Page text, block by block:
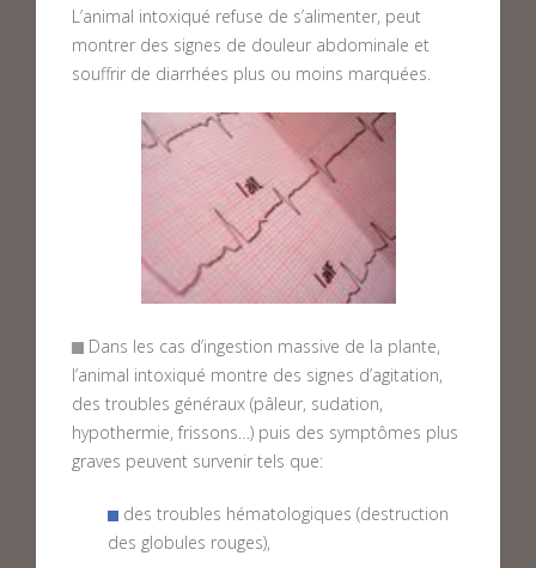
L’animal intoxiqué refuse de s’alimenter, peut
montrer des signes de douleur abdominale et
souffrir de diarrhées plus ou moins marquées.
Dans les cas d’ingestion massive de la plante,
l’animal intoxiqué montre des signes d’agitation,
des troubles généraux (pâleur, sudation,
hypothermie, frissons…) puis des symptômes plus
graves peuvent survenir tels que:
des troubles hématologiques (destruction
des globules rouges),